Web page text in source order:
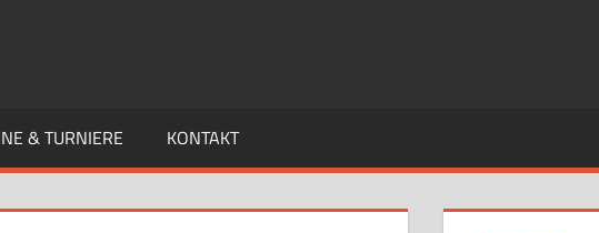
& TURNIERE KONTAKT